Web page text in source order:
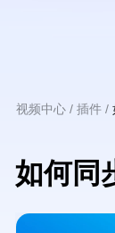
面
视频中心 插件
如何同
Video